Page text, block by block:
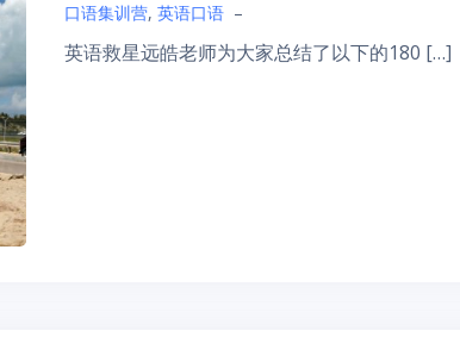
口语集训营, 英语口语 –
英语救星远皓老师为大家总结了以下的180 […]